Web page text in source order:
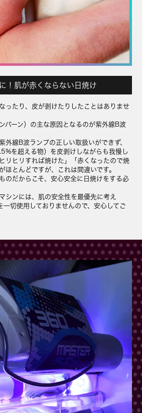
！肌が赤くならない日焼け
ったり、皮が剥けたりしたことはありませ
バーン）の主な原因となるのが紫外線B波
外線B波ランプの正しい取扱いができず、
を超える物）を皮剥けしながらも我慢し
リヒリすれば焼けた」「赤くなったので焼
ほとんどですが、これは間違いです。
のだからこそ、安心安全に日焼けをする必
シンには、肌の安全性を最優先に考え
一切使用しておりませんので、安心してご